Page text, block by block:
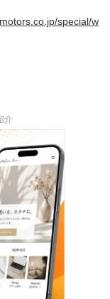
special/w
介